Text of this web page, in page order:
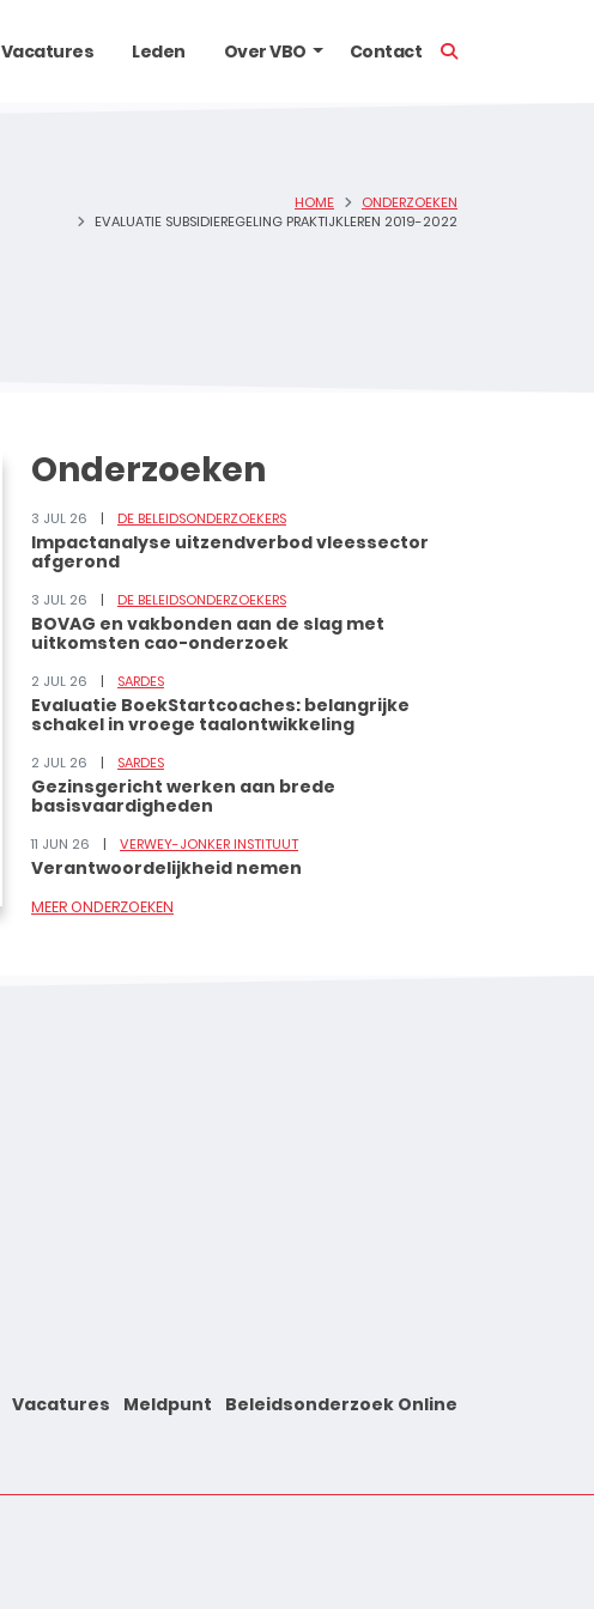
Vacatures Leden Over VBO Contact
HOME
ONDERZOEKEN
EVALUATIE SUBSIDIEREGELING PRAKTIJKLEREN 2019-2022
Onderzoeken
3 JUL 26 DE BELEIDSONDERZOEKERS
Impactanalyse uitzendverbod vleessector
afgerond
3 JUL 26 DE BELEIDSONDERZOEKERS
BOVAG en vakbonden aan de slag met
uitkomsten cao-onderzoek
2 JUL 26 SARDES
Evaluatie BoekStartcoaches: belangrijke
schakel in vroege taalontwikkeling
2 JUL 26 SARDES
Gezinsgericht werken aan brede
basisvaardigheden
11 JUN 26 VERWEY-JONKER INSTITUUT
Verantwoordelijkheid nemen
MEER ONDERZOEKEN
Vacatures Meldpunt Beleidsonderzoek Online